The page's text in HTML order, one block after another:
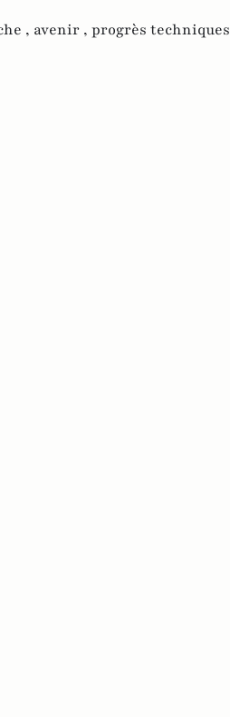
, avenir , progrès techniques